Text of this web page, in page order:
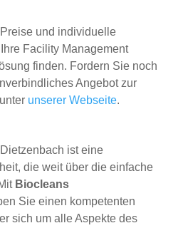
und individuelle
Facility Management
finden. Fordern Sie noch
Angebot zur
unserer Webseite.
ist eine
die weit über die einfache
Biocleans
Sie einen kompetenten
sich um alle Aspekte des